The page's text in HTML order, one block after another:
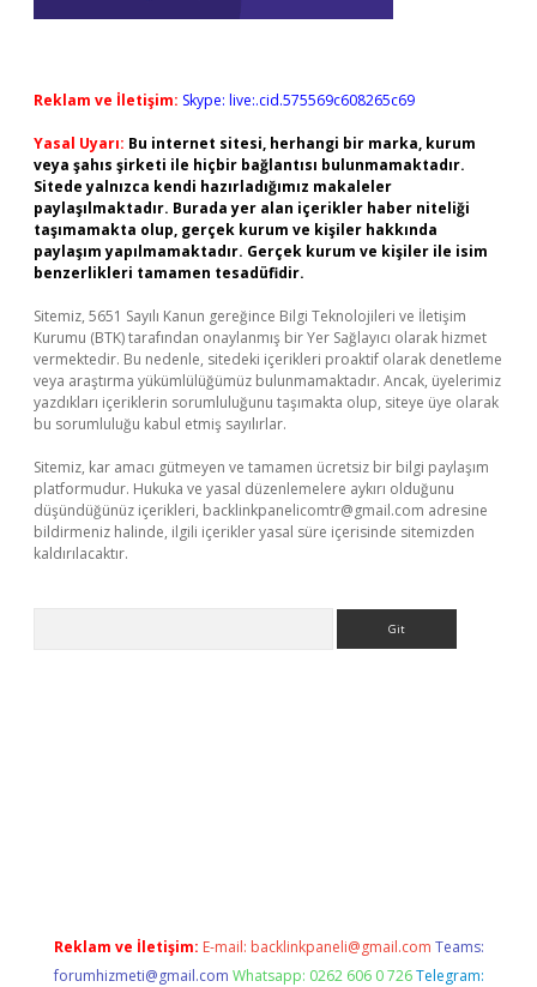
Reklam ve İletişim: Skype: live:.cid.575569c608265c69
Yasal Uyarı: Bu internet sitesi, herhangi bir marka, kurum
veya şahıs şirketi ile hiçbir bağlantısı bulunmamaktadır.
Sitede yalnızca kendi hazırladığımız makaleler
paylaşılmaktadır. Burada yer alan içerikler haber niteliği
taşımamakta olup, gerçek kurum ve kişiler hakkında
paylaşım yapılmamaktadır. Gerçek kurum ve kişiler ile isim
benzerlikleri tamamen tesadüfidir.
Sitemiz, 5651 Sayılı Kanun gereğince Bilgi Teknolojileri ve İletişim
Kurumu (BTK) tarafından onaylanmış bir Yer Sağlayıcı olarak hizmet
vermektedir. Bu nedenle, sitedeki içerikleri proaktif olarak denetleme
veya araştırma yükümlülüğümüz bulunmamaktadır. Ancak, üyelerimiz
yazdıkları içeriklerin sorumluluğunu taşımakta olup, siteye üye olarak
bu sorumluluğu kabul etmiş sayılırlar.
Sitemiz, kar amacı gütmeyen ve tamamen ücretsiz bir bilgi paylaşım
platformudur. Hukuka ve yasal düzenlemelere aykırı olduğunu
düşündüğünüz içerikleri, backlinkpanelicomtr@gmail.com adresine
bildirmeniz halinde, ilgili içerikler yasal süre içerisinde sitemizden
kaldırılacaktır.
Reklam ve İletişim: E-mail: backlinkpaneli@gmail.com Teams:
forumhizmeti@gmail.com Whatsapp: 0262 606 0 726 Telegram: